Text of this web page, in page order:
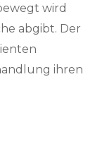
wird
abgibt. Der
ihren